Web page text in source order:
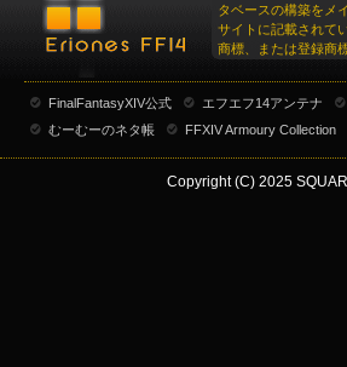
タベースの構築をメ
サイトに記載されて
商標、または登録商
FinalFantasyXIV公式 エフエフ14アンテナ
むーむーのネタ帳
FFXIV Armoury Collection
Copyright (C) 2025